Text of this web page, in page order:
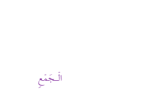
الْـجَمْعِ